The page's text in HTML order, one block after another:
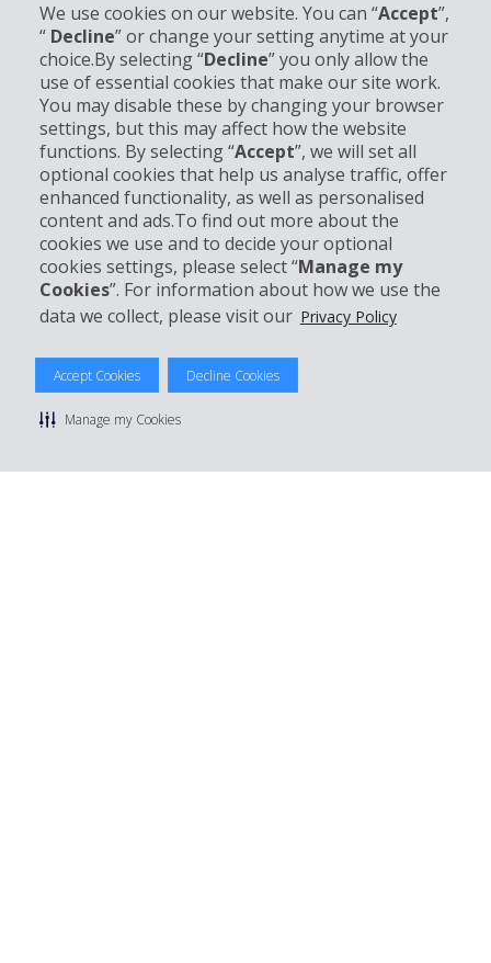
We use cookies on our website. You can “Accept”,
“ Decline” or change your setting anytime at your
choice.By selecting “Decline” you only allow the
use of essential cookies that make our site work.
You may disable these by changing your browser
settings, but this may affect how the website
functions. By selecting “Accept”, we will set all
optional cookies that help us analyse traffic, offer
enhanced functionality, as well as personalised
content and ads.To find out more about the
cookies we use and to decide your optional
cookies settings, please select “Manage my
Cookies”. For information about how we use the
data we collect, please visit our Privacy Policy
Accept Cookies Decline Cookies
Manage my Cookies
Unternehmensinformation
Partner
Kundenservice
Mieten bei Hertz
© 2026 The Hertz System, Inc.
Datenschutzrichtlinie | Nutzungsbedingungen
Sitemap Cookies verwalten